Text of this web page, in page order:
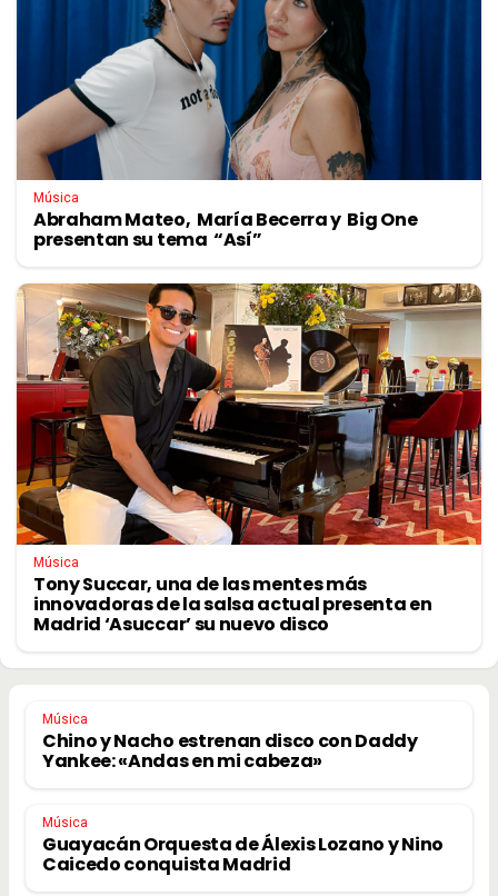
Música
Abraham Mateo, María Becerra y Big One
presentan su tema “Así”
Música
Tony Succar, una de las mentes más
innovadoras de la salsa actual presenta en
Madrid ‘Asuccar’ su nuevo disco
Música
Chino y Nacho estrenan disco con Daddy
Yankee: «Andas en mi cabeza»
Música
Guayacán Orquesta de Álexis Lozano y Nino
Caicedo conquista Madrid